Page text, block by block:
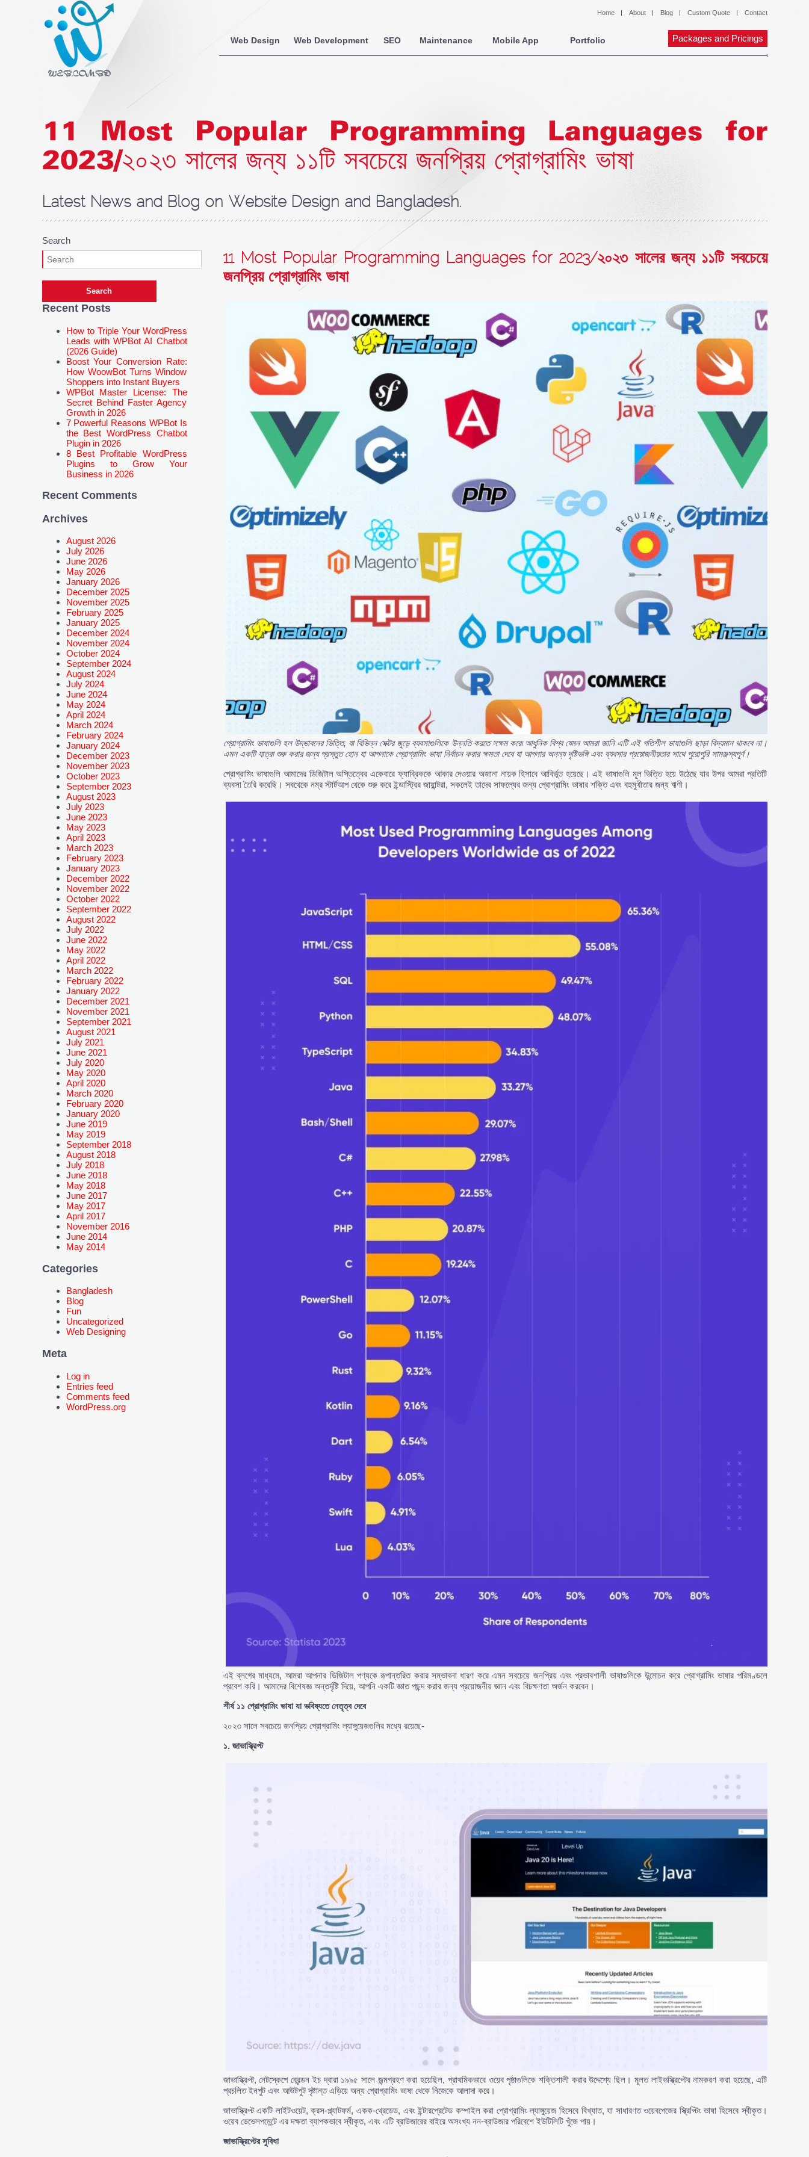
Home About Blog Custom Quote Contact
Web Design Web Development SEO Maintenance Mobile App Portfolio Packages and Pricings
11 Most Popular Programming Languages for
2023/২০২৩ সালের জন্য ১১টি সবচেয়ে জনপ্রিয় প্রোগ্রামিং ভাষা
Latest News and Blog on Website Design and Bangladesh.
Search
Recent Posts
How to Triple Your WordPress
Leads with WPBot AI Chatbot
(2026 Guide)
Boost Your Conversion Rate:
How WoowBot Turns Window
Shoppers into Instant Buyers
WPBot Master License: The
Secret Behind Faster Agency
Growth in 2026
7 Powerful Reasons WPBot Is
the Best WordPress Chatbot
Plugin in 2026
8 Best Profitable WordPress
Plugins to Grow Your
Business in 2026
Recent Comments
Archives
August 2026
July 2026
June 2026
May 2026
January 2026
December 2025
November 2025
February 2025
January 2025
December 2024
November 2024
October 2024
September 2024
August 2024
July 2024
June 2024
May 2024
April 2024
March 2024
February 2024
January 2024
December 2023
November 2023
October 2023
September 2023
August 2023
July 2023
June 2023
May 2023
April 2023
March 2023
February 2023
January 2023
December 2022
November 2022
October 2022
September 2022
August 2022
July 2022
June 2022
May 2022
April 2022
March 2022
February 2022
January 2022
December 2021
November 2021
September 2021
August 2021
July 2021
June 2021
July 2020
May 2020
April 2020
March 2020
February 2020
January 2020
June 2019
May 2019
September 2018
August 2018
July 2018
June 2018
May 2018
June 2017
May 2017
April 2017
November 2016
June 2014
May 2014
Categories
Bangladesh
Blog
Fun
Uncategorized
Web Designing
Meta
Log in
Entries feed
Comments feed
WordPress.org
11 Most Popular Programming Languages for 2023/২০২৩ সালের জন্য ১১টি সবচেয়ে
জনপ্রিয় প্রোগ্রামিং ভাষা
প্রোগ্রামিং ভাষাগুলিহল উদ্ভাবনেরভিত্তি, যাবিভিন্নসেক্টর জুড়েব্যবসাগুলিকে উন্নতিকরতেসক্ষমকরে৷ আধুনিকবিশ্বযেমন আমরা জানিএটিএই গতিশীল ভাষাগুলি ছাড়াবিদ্যমান থাকবেনা।
এমনএকটি যাত্রাশুরুকরার জন্যপ্রস্তুতহোন যা আপনাকেপ্রোগ্রামিং ভাষানির্বাচনকরারক্ষমতাদেবে যা আপনার অনন্যদৃষ্টিভঙ্গিএবং ব্যবসার প্রয়োজনীয়তারসাথেপুরোপুরিসামঞ্জস্যপূর্ণ।
প্রোগ্রামিং ভাষাগুলি আমাদের ডিজিটাল অস্তিত্বের একেবারে ফ্যাব্রিককে আকার দেওয়ার অজানা নায়ক হিসাবে আবির্ভূত হয়েছে। এই ভাষাগুলি মূল ভিত্তি হয়ে উঠেছে যার উপর আমরা প্রতিটি
ব্যবসা তৈরি করেছি। সবথেকে নম্র স্টার্টআপ থেকে শুরু করে ইন্ডাস্ট্রির জায়ান্টরা, সকলেই তাদের সাফল্যের জন্য প্রোগ্রামিং ভাষার শক্তি এবং বহুমুখীতার জন্য ঋণী।
এই ব্লগের মাধ্যমে, আমরা আপনার ডিজিটাল পণ্যকে রূপান্তরিত করার সম্ভাবনা ধারণ করে এমন সবচেয়ে জনপ্রিয় এবং প্রভাবশালী ভাষাগুলিকে উন্মোচন করে প্রোগ্রামিং ভাষার পরিমণ্ডলে
প্রবেশ করি। আমাদের বিশেষজ্ঞ অন্তর্দৃষ্টি দিয়ে, আপনি একটি জ্ঞাত পছন্দ করার জন্য প্রয়োজনীয় জ্ঞান এবং বিচক্ষণতা অর্জন করবেন।
শীর্ষ ১১ প্রোগ্রামিং ভাষাযাভবিষ্যতেনেতৃত্বদেবে
২০২৩ সালে সবচেয়ে জনপ্রিয় প্রোগ্রামিং ল্যাঙ্গুয়েজগুলির মধ্যে রয়েছে-
১. জাভাস্ক্রিপ্ট
জাভাস্ক্রিপ্ট, নেটস্কেপে ব্রেন্ডন ইচ দ্বারা ১৯৯৫ সালে জন্মগ্রহণ করা হয়েছিল, প্রাথমিকভাবে ওয়েব পৃষ্ঠাগুলিকে শক্তিশালী করার উদ্দেশ্যে ছিল। মূলত লাইভস্ক্রিপ্টের নামকরণ করা হয়েছে, এটি
প্রচলিত ইনপুট এবং আউটপুট দৃষ্টান্ত এড়িয়ে অন্য প্রোগ্রামিং ভাষা থেকে নিজেকে আলাদা করে।
জাভাস্ক্রিপ্ট একটি লাইটওয়েট, ক্রস-প্ল্যাটফর্ম, একক-থ্রেডেড, এবং ইন্টারপ্রেটেড কম্পাইল করা প্রোগ্রামিং ল্যাঙ্গুয়েজ হিসেবে বিখ্যাত, যা সাধারণত ওয়েবপেজের স্ক্রিপ্টিং ভাষা হিসেবে স্বীকৃত।
ওয়েব ডেভেলপমেন্টে এর দক্ষতা ব্যাপকভাবে স্বীকৃত, এবং এটি ব্রাউজারের বাইরে অসংখ্য নন-ব্রাউজার পরিবেশে ইউটিলিটি খুঁজে পায়।
জাভাস্ক্রিপ্টেরসুবিধা